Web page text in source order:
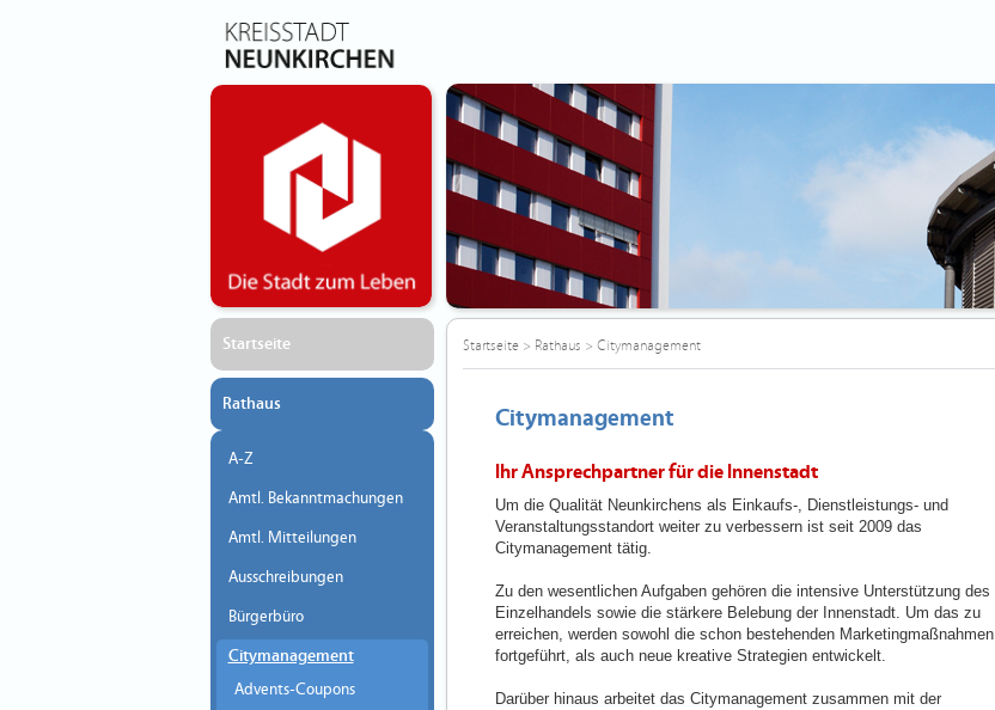
Startseite
Rathaus
A-Z
Amtl. Bekanntmachungen
Amtl. Mitteilungen
Ausschreibungen
Bürgerbüro
Citymanagement
Advents-Coupons
Startseite> Rathaus > Citymanagement
Citymanagement
Ihr Ansprechpartner für die Innenstadt
Um die Qualität Neunkirchens als Einkaufs-, Dienstleistungs- und
Veranstaltungsstandort weiter zu verbessern ist seit 2009 das
Citymanagement tätig.
Zu den wesentlichen Aufgaben gehören die intensive Unterstützung des
Einzelhandels sowie die stärkere Belebung der Innenstadt. Um das zu
erreichen, werden sowohl die schon bestehenden Marketingmaßnahmen
fortgeführt, als auch neue kreative Strategien entwickelt.
Darüber hinaus arbeitet das Citymanagement zusammen mit der